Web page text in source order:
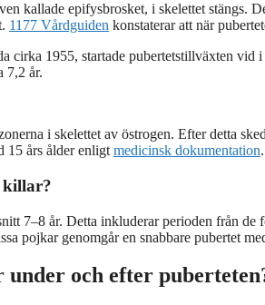
kallade epifysbrosket, i skelettet stängs.
1177 Vårdguiden konstaterar att när
cirka 1955, startade pubertetstillväxten
7,2 år.
i skelettet av östrogen. Efter detta
15 års ålder enligt medicinsk dokumentation.
killar?
7–8 år. Detta inkluderar perioden från
pojkar genomgår en snabbare pubertet
och efter